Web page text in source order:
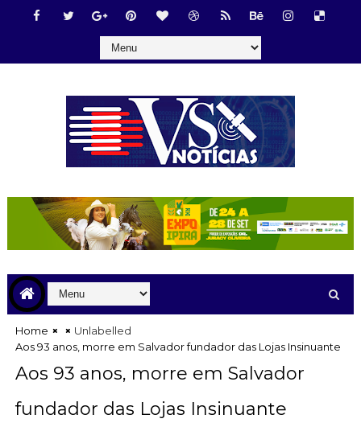
Home
Unlabelled
Aos 93 anos, morre em Salvador fundador das Lojas Insinuante
Aos 93 anos, morre em Salvador
fundador das Lojas Insinuante